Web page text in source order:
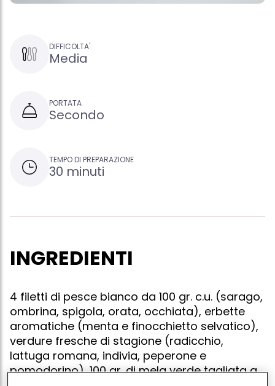
DIFFICOLTA'
Media
PORTATA
Secondo
TEMPO DI PREPARAZIONE
30 minuti
INGREDIENTI
4 filetti di pesce bianco da 100 gr. c.u. (sarago,
ombrina, spigola, orata, occhiata), erbette
aromatiche (menta e finocchietto selvatico),
verdure fresche di stagione (radicchio,
lattuga romana, indivia, peperone e
pomodorino), 100 gr. di mela verde tagliata a